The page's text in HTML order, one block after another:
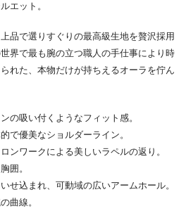
エット。
品で選りすぐりの最高級生地を贅沢採用
界で最も腕の立つ職人の手仕事により時
れた、本物だけが持ちえるオーラを佇ん
の吸い付くようなフィット感。
で優美なショルダーライン。
ンワークによる美しいラペルの返り。
囲。
せ込まれ、可動域の広いアームホール。
曲線。